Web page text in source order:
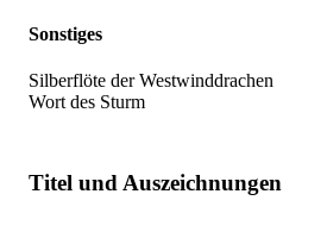
Sonstiges
Silberflöte der Westwinddrachen
Wort des Sturm
Titel und Auszeichnungen